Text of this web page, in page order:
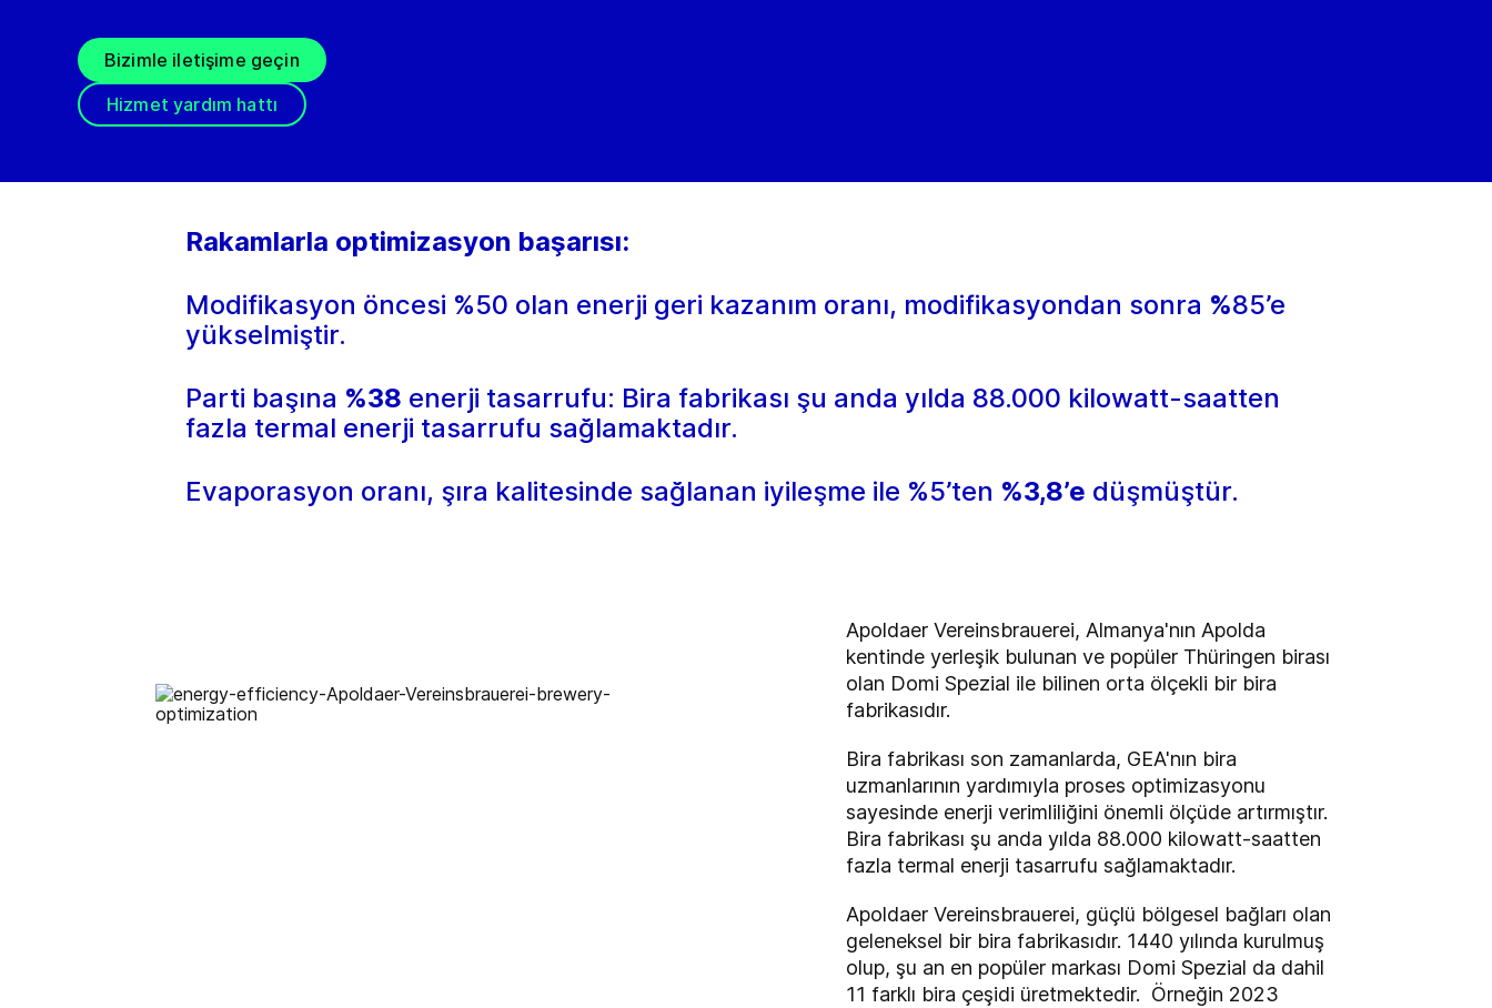
Bizimle iletişime geçin
Hizmet yardım hattı
Rakamlarla optimizasyon başarısı:
Modifikasyon öncesi %50 olan enerji geri kazanım oranı, modifikasyondan sonra %85’e
yükselmiştir.
Parti başına %38 enerji tasarrufu: Bira fabrikası şu anda yılda 88.000 kilowatt-saatten
fazla termal enerji tasarrufu sağlamaktadır.
Evaporasyon oranı, şıra kalitesinde sağlanan iyileşme ile %5’ten %3,8’e düşmüştür.
Apoldaer Vereinsbrauerei, Almanya'nın Apolda
kentinde yerleşik bulunan ve popüler Thüringen birası
olan Domi Spezial ile bilinen orta ölçekli bir bira
fabrikasıdır.
Bira fabrikası son zamanlarda, GEA'nın bira
uzmanlarının yardımıyla proses optimizasyonu
sayesinde enerji verimliliğini önemli ölçüde artırmıştır.
Bira fabrikası şu anda yılda 88.000 kilowatt-saatten
fazla termal enerji tasarrufu sağlamaktadır.
Apoldaer Vereinsbrauerei, güçlü bölgesel bağları olan
geleneksel bir bira fabrikasıdır. 1440 yılında kurulmuş
olup, şu an en popüler markası Domi Spezial da dahil
11 farklı bira çeşidi üretmektedir. Örneğin 2023